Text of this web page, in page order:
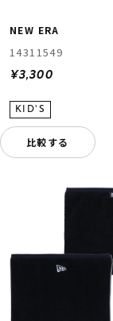
NEW ERA
14311549
¥3,300
比較する